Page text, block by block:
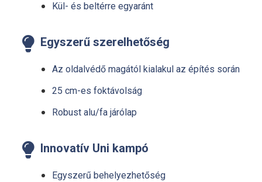
Kül- és beltérre egyaránt
 Egyszerű szerelhetőség
Az oldalvédő magától kialakul az építés során
25 cm-es foktávolság
Robust alu/fa járólap
 Innovatív Uni kampó
Egyszerű behelyezhetőség